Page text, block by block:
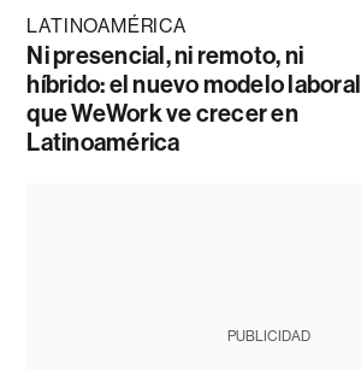
LATINOAMÉRICA
Ni presencial, ni remoto, ni
híbrido: el nuevo modelo laboral
que WeWork ve crecer en
Latinoamérica
PUBLICIDAD